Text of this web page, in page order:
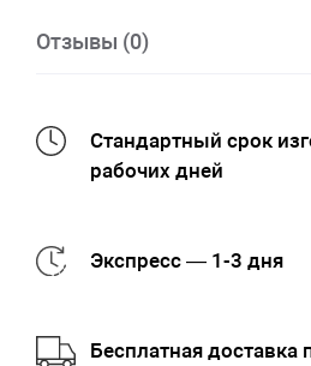
Отзывы (0)
Стандартный срок
рабочих дней
Экспресс — 1-3 дня
Бесплатная доставка